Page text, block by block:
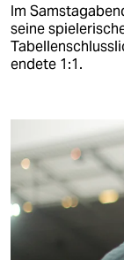
Im
seine
endete 1:1.